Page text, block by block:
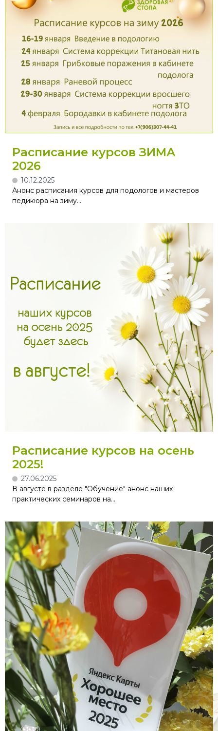
Расписание курсов ЗИМА
2026
10.12.2025
Анонс расписания курсов для подологов и мастеров
педикюра на зиму...
Расписание курсов на осень
2025!
27.06.2025
В августе в разделе "Обучение" анонс наших
практических семинаров на...